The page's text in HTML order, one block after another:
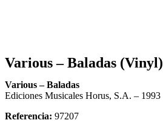
Various – Baladas (Vinyl)
Various – Baladas
Ediciones Musicales Horus, S.A. – 1993
Referencia: 97207